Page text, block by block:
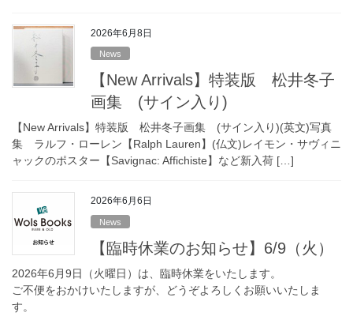
2026年6月8日
News
【New Arrivals】特装版 松井冬子
画集 (サイン入り)
【New Arrivals】特装版 松井冬子画集 (サイン入り)(英文)写真
集 ラルフ・ローレン【Ralph Lauren】(仏文)レイモン・サヴィニ
ャックのポスター【Savignac: Affichiste】など新入荷 […]
2026年6月6日
News
【臨時休業のお知らせ】6/9（火）
2026年6月9日（火曜日）は、臨時休業をいたします。
ご不便をおかけいたしますが、どうぞよろしくお願いいたしま
す。